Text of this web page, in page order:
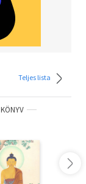
Teljes lista
KÖNYV